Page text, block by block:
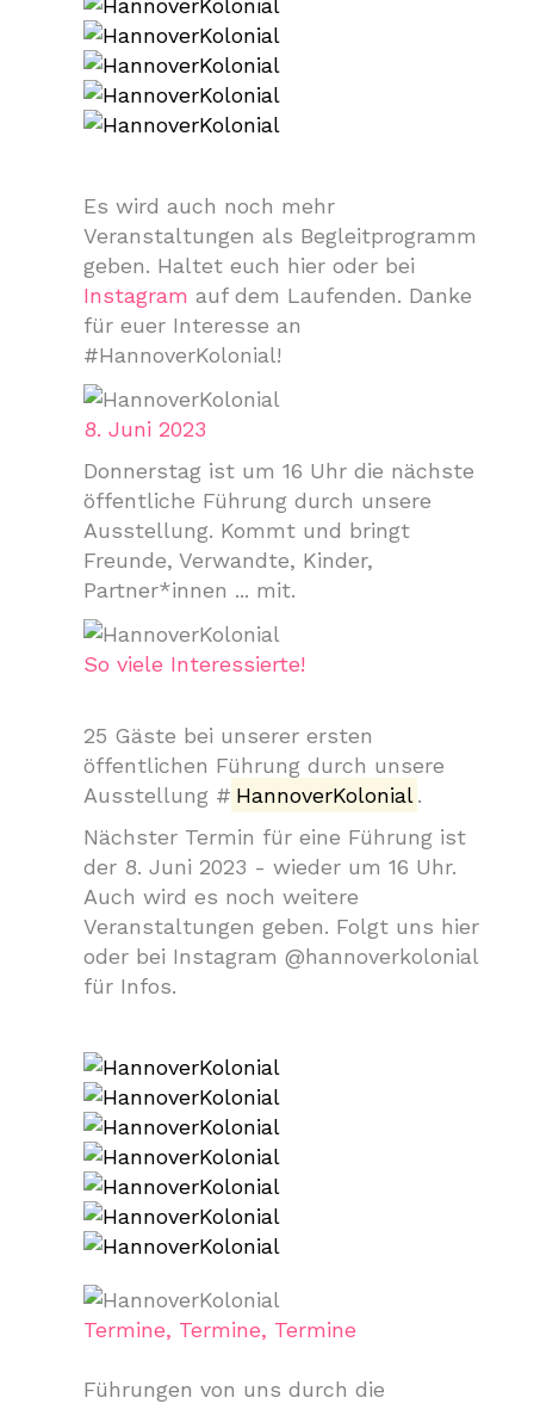
Es wird auch noch mehr
Veranstaltungen als Begleitprogramm
geben. Haltet euch hier oder bei
Instagram auf dem Laufenden. Danke
für euer Interesse an
#HannoverKolonial!
8. Juni 2023
Donnerstag ist um 16 Uhr die nächste
öffentliche Führung durch unsere
Ausstellung. Kommt und bringt
Freunde, Verwandte, Kinder,
Partner*innen ... mit.
So viele Interessierte!
25 Gäste bei unserer ersten
öffentlichen Führung durch unsere
Ausstellung # HannoverKolonial .
Nächster Termin für eine Führung ist
der 8. Juni 2023 - wieder um 16 Uhr.
Auch wird es noch weitere
Veranstaltungen geben. Folgt uns hier
oder bei Instagram @hannoverkolonial
für Infos.
Termine, Termine, Termine
Führungen von uns durch die